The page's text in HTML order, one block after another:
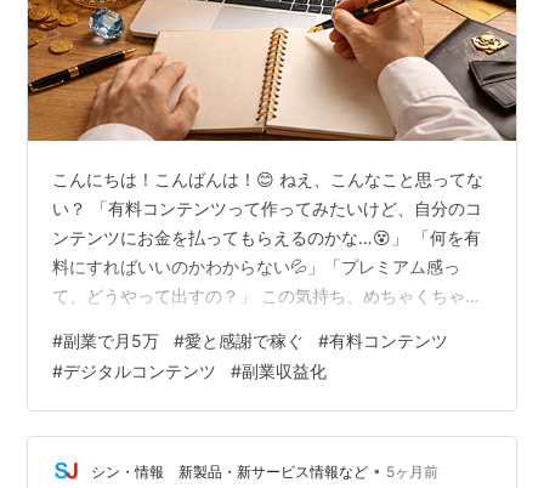
こんにちは！こんばんは！😊 ねえ、こんなこと思ってな
い？ 「有料コンテンツって作ってみたいけど、自分のコ
ンテンツにお金を払ってもらえるのかな…😵」 「何を有
料にすればいいのかわからない💦」「プレミアム感っ
て、どうやって出すの？」 この気持ち、めちゃくちゃよ
有料って言いにくいよね」って感じる人も多いと思う😅
でもね、有料コンテンツって **「もっと深く助けたい人
のために作るもの」**なんです✨ プレミアム感って高価
格にすることじゃなくて、 読者の「これが欲しかっ
た！」に応えること💡 今日は、愛を込めたプレミアムコ
#副業で月5万 #愛と感謝で稼ぐ #有料コンテンツ
#デジタルコンテンツ #副業収益化
シン・情報 新製品・新サービス情報など • 5ヶ月前